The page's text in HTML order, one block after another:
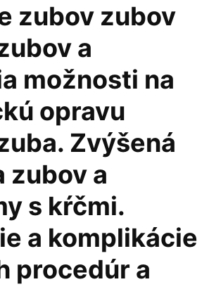
zubov zubov
a
možnosti na
opravu
Zvýšená
zubov a
s kŕčmi.
a komplikácie
procedúr a